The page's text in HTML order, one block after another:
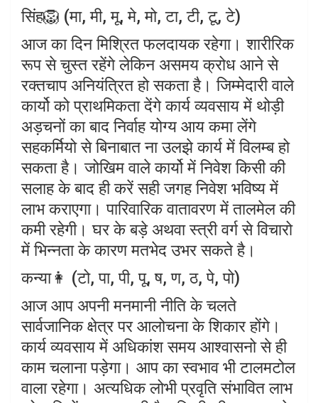
सिंह🦁 (मा, मी, मू, मे, मो, टा, टी, टू, टे)
आज का दिन मिश्रित फलदायक रहेगा। शारीरिक
रूप से चुस्त रहेंगे लेकिन असमय क्रोध आने से
रक्तचाप अनियंत्रित हो सकता है। जिम्मेदारी वाले
कार्यो को प्राथमिकता देंगे कार्य व्यवसाय में थोड़ी
अड़चनों का बाद निर्वाह योग्य आय कमा लेंगे
सहकर्मियो से बिनाबात ना उलझे कार्य में विलम्ब हो
सकता है। जोखिम वाले कार्यो में निवेश किसी की
सलाह के बाद ही करें सही जगह निवेश भविष्य में
लाभ कराएगा। पारिवारिक वातावरण में तालमेल की
कमी रहेगी। घर के बड़े अथवा स्त्री वर्ग से विचारो
में भिन्नता के कारण मतभेद उभर सकते है।
कन्या👩 (टो, पा, पी, पू, ष, ण, ठ, पे, पो)
आज आप अपनी मनमानी नीति के चलते
सार्वजानिक क्षेत्र पर आलोचना के शिकार होंगे।
कार्य व्यवसाय में अधिकांश समय आश्वासनो से ही
काम चलाना पड़ेगा। आप का स्वभाव भी टालमटोल
वाला रहेगा। अत्यधिक लोभी प्रवृति संभावित लाभ